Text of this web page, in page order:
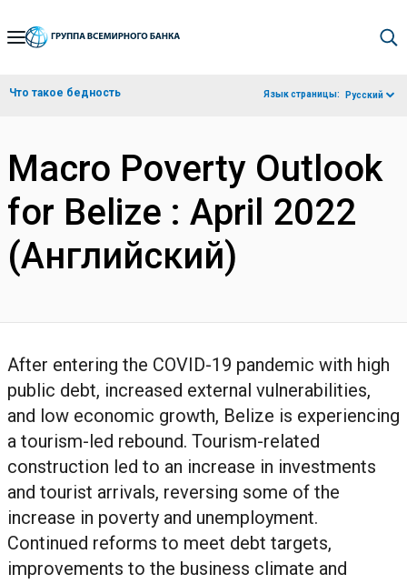
Skip
Navigation
Что такое бедность Язык страницы: Русский
Macro Poverty Outlook
for Belize : April 2022
(Английский)
After entering the COVID-19 pandemic with high
public debt, increased external vulnerabilities,
and low economic growth, Belize is experiencing
a tourism-led rebound. Tourism-related
construction led to an increase in investments
and tourist arrivals, reversing some of the
increase in poverty and unemployment.
Continued reforms to meet debt targets,
improvements to the business climate and